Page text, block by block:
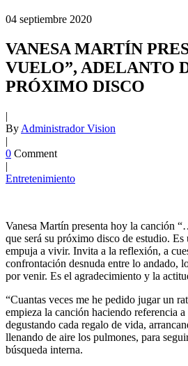
04 septiembre 2020
VANESA MARTÍN
VUELO”, ADELANTO
PRÓXIMO DISCO
|
By Administrador Vision
|
0 Comment
|
Entretenimiento
Vanesa Martín presenta hoy la canción
que será su próximo disco de estudio.
empuja a vivir. Invita a la reflexión, a
confrontación desnuda entre lo andado,
por venir. Es el agradecimiento y la
“Cuantas veces me he pedido jugar un
empieza la canción haciendo referencia
degustando cada regalo de vida,
llenando de aire los pulmones, para
búsqueda interna.